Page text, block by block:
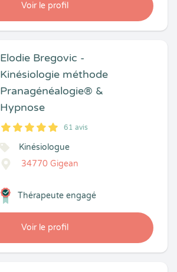
Voir le profil
Elodie Bregovic -
Kinésiologie méthode
Pranagénéalogie® &
Hypnose
5
1
5
61 61 avis
Kinésiologue
34770 Gigean
Voir le profil
Thérapeute engagé